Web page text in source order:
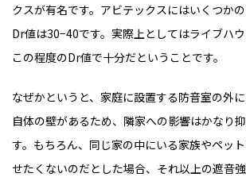
クスが有名です。アビテックスにはいくつかの
Dr値は30−40です。実際上としてはライブハウ
この程度のDr値で十分だということです。
なぜかというと、家庭に設置する防音室の外
自体の壁があるため、隣家への影響はかなり
す。もちろん、同じ家の中にいる家族やペッ
せたくないのだとした場合、それ以上の遮音